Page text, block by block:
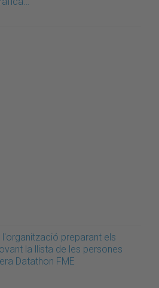
preparant els
la llista de les persones
Datathon FME